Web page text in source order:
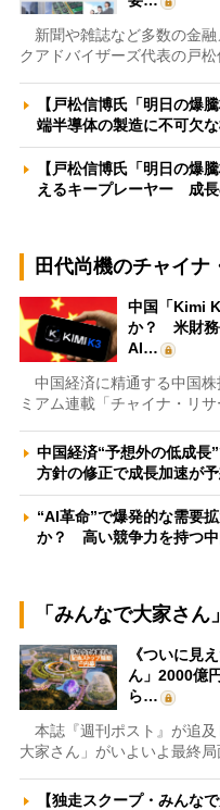
新聞や雑誌など多数の金融
クアドバイザーズ代表の戸
【戸松信博氏「明日の爆
端半導体の製造に不可欠
【戸松信博氏「明日の爆
えるキープレーヤー 成
田代尚機のチャイナ
中国「Kimi
か？ 米財務
AI…
中国経済に精通する中国株
ミアム連載「チャイナ・リ
中国経済“予想外の低成
方針の修正で成長加速が
“AI革命”で爆発的な需要
か？ 高い競争力を持つ
「みんなで大家さ
《ついに見
ん」2000億
ら…
本誌『週刊ポスト』が追及
大家さん」がいよいよ最終
【独走スクープ・みんな